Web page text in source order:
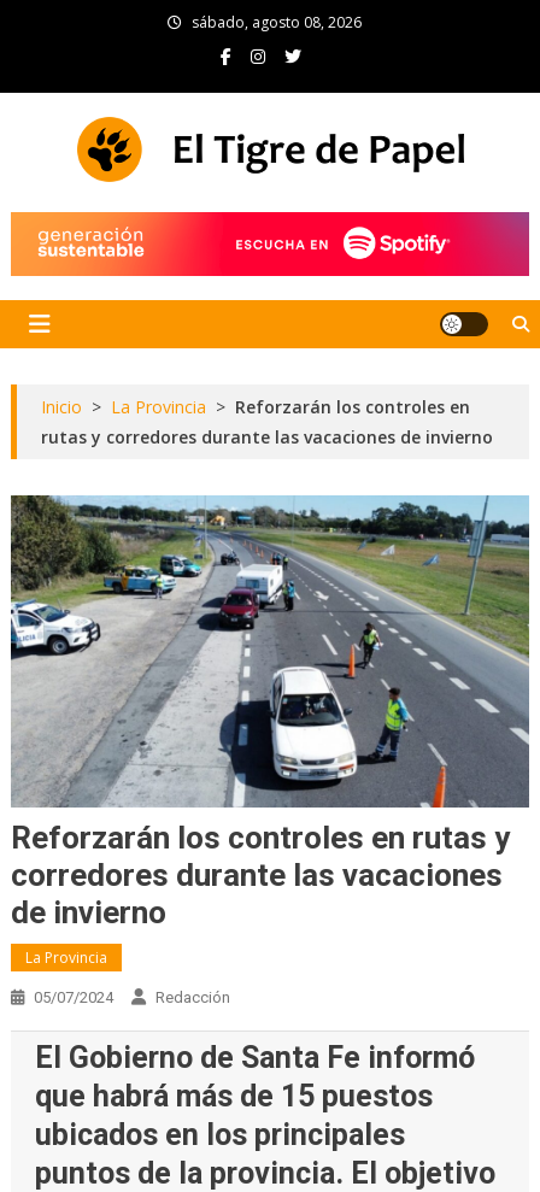
sábado, agosto 08, 2026
Inicio > La Provincia > Reforzarán los controles en
rutas y corredores durante las vacaciones de invierno
Reforzarán los controles en rutas y
corredores durante las vacaciones
de invierno
La Provincia
05/07/2024 Redacción
El Gobierno de Santa Fe informó
que habrá más de 15 puestos
ubicados en los principales
puntos de la provincia. El objetivo